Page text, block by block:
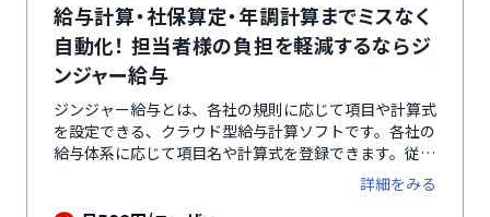
給与計算・社保算定・年調計算までミスなく
自動化！ 担当者様の負担を軽減するならジ
ンジャー給与
ジンジャー給与とは、各社の規則に応じて項目や計算式
を設定できる、クラウド型給与計算ソフトです。各社の
給与体系に応じて項目名や計算式を登録できます。従業
員の等級・役職など各種区分や勤怠の項目を用いて計算
式を設定し、給与や各種手当の算出を自動化。また、給
詳細をみる